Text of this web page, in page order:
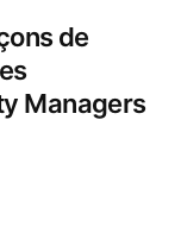
de
Managers